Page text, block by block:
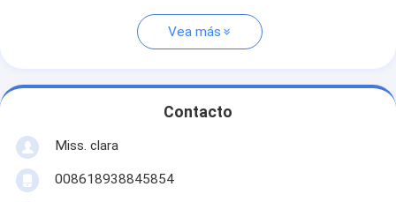
Vea más
Contacto
Miss. clara
008618938845854